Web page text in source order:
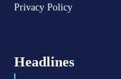
Privacy Policy
Headlines